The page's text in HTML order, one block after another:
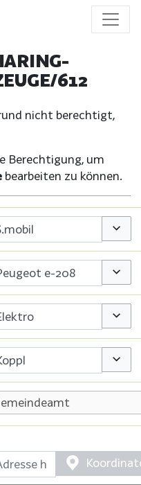
612
nicht berechtigt,
Berechtigung, um
bearbeiten zu können.